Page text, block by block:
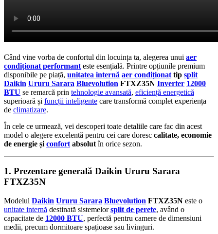
Când vine vorba de confortul din locuința ta, alegerea unui aer
condiționat performant este esențială. Printre opțiunile premium
disponibile pe piață, unitatea internă aer condiționat tip split
Daikin Ururu Sarara Bluevolution FTXZ35N Inverter 12000
BTU se remarcă prin tehnologie avansată, eficiență energetică
superioară și funcții inteligente care transformă complet experiența
de climatizare.
În cele ce urmează, vei descoperi toate detaliile care fac din acest
model o alegere excelentă pentru cei care doresc calitate, economie
de energie și confort absolutîn orice sezon.
1. Prezentare generală Daikin Ururu Sarara
FTXZ35N
Modelul Daikin Ururu Sarara Bluevolution FTXZ35N este o
unitate internă destinată sistemelorsplit de perete, având o
capacitate de 12000 BTU, perfectă pentru camere de dimensiuni
medii, precum dormitoare spațioase sau livinguri.